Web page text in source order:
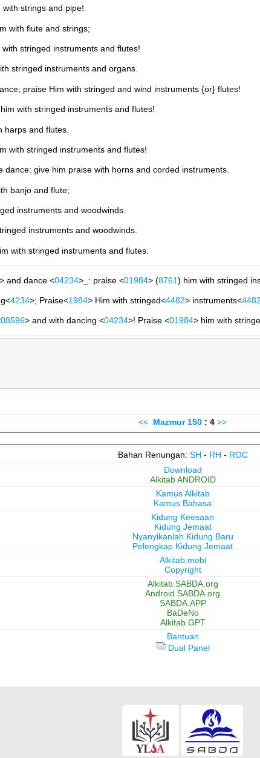
strings and pipe!
with flute and strings;
stringed instruments and flutes!
stringed instruments and organs.
praise Him with stringed and wind instruments {or} flutes!
with stringed instruments and flutes!
harps and flutes.
with stringed instruments and flutes!
give him praise with horns and corded instruments.
banjo and flute;
instruments and woodwinds.
instruments and woodwinds.
with stringed instruments and flutes.
> and dance <04234>_: praise <01984> (8761) him with stringed
4234>; Praise<1984> Him with stringed<4482> instruments<4482
08596> and with dancing <04234>! Praise <01984> him with
<< Mazmur 150 : 4 >>
Bahan Renungan: SH - RH - ROC
Download
Alkitab ANDROID
Kamus Alkitab
Kamus Bahasa
Kidung Keesaan
Kidung Jemaat
Nyanyikanlah Kidung Baru
Pelengkap Kidung Jemaat
Alkitab.mobi
Copyright
Alkitab.SABDA.org
Android.SABDA.org
SABDA.APP
BaDeNo
Alkitab GPT
Bantuan
Dual Panel